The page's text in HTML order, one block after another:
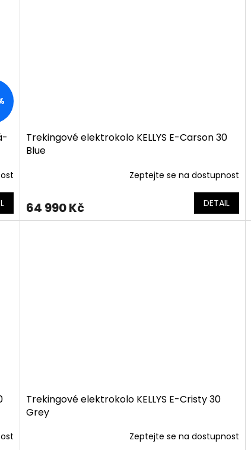
Trekingové elektrokolo KELLYS E-Carson 30
Blue
Zeptejte se na dostupnost
64 990 Kč DETAIL
Trekingové elektrokolo KELLYS E-Cristy 30
Grey
Zeptejte se na dostupnost